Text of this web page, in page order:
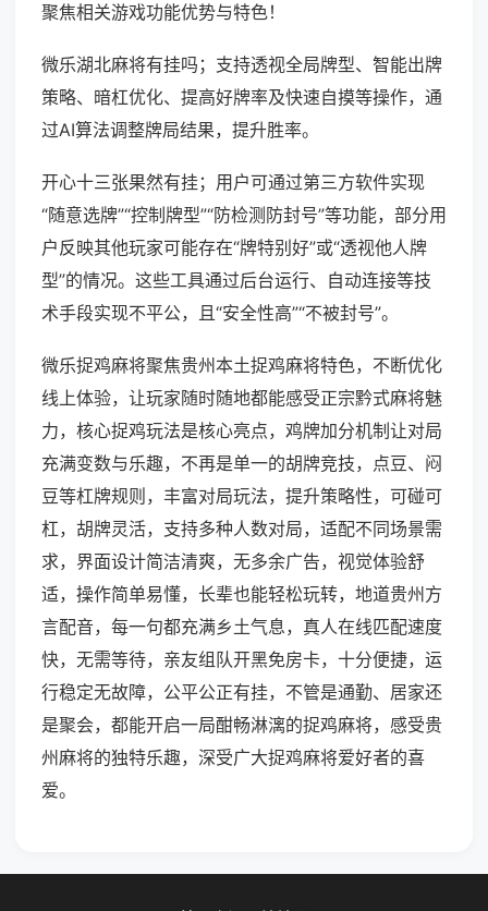
聚焦相关游戏功能优势与特色！
微乐湖北麻将有挂吗；支持透视全局牌型、智能出牌
策略、暗杠优化、提高好牌率及快速自摸等操作，通
过AI算法调整牌局结果，提升胜率。
开心十三张果然有挂；用户可通过第三方软件实现
“随意选牌”“控制牌型”“防检测防封号”等功能，部分用
户反映其他玩家可能存在“牌特别好”或“透视他人牌
型”的情况。这些工具通过后台运行、自动连接等技
术手段实现不平公，且“安全性高”“不被封号”。
微乐捉鸡麻将聚焦贵州本土捉鸡麻将特色，不断优化
线上体验，让玩家随时随地都能感受正宗黔式麻将魅
力，核心捉鸡玩法是核心亮点，鸡牌加分机制让对局
充满变数与乐趣，不再是单一的胡牌竞技，点豆、闷
豆等杠牌规则，丰富对局玩法，提升策略性，可碰可
杠，胡牌灵活，支持多种人数对局，适配不同场景需
求，界面设计简洁清爽，无多余广告，视觉体验舒
适，操作简单易懂，长辈也能轻松玩转，地道贵州方
言配音，每一句都充满乡土气息，真人在线匹配速度
快，无需等待，亲友组队开黑免房卡，十分便捷，运
行稳定无故障，公平公正有挂，不管是通勤、居家还
是聚会，都能开启一局酣畅淋漓的捉鸡麻将，感受贵
州麻将的独特乐趣，深受广大捉鸡麻将爱好者的喜
爱。